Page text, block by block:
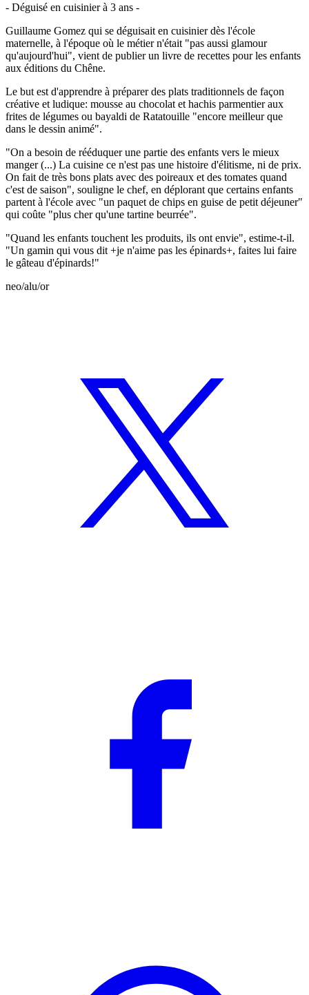
- Déguisé en cuisinier à 3 ans -
Guillaume Gomez qui se déguisait en cuisinier dès l'école
maternelle, à l'époque où le métier n'était "pas aussi glamour
qu'aujourd'hui", vient de publier un livre de recettes pour les enfants
aux éditions du Chêne.
Le but est d'apprendre à préparer des plats traditionnels de façon
créative et ludique: mousse au chocolat et hachis parmentier aux
frites de légumes ou bayaldi de Ratatouille "encore meilleur que
dans le dessin animé".
"On a besoin de rééduquer une partie des enfants vers le mieux
manger (...) La cuisine ce n'est pas une histoire d'élitisme, ni de prix.
On fait de très bons plats avec des poireaux et des tomates quand
c'est de saison", souligne le chef, en déplorant que certains enfants
partent à l'école avec "un paquet de chips en guise de petit déjeuner"
qui coûte "plus cher qu'une tartine beurrée".
"Quand les enfants touchent les produits, ils ont envie", estime-t-il.
"Un gamin qui vous dit +je n'aime pas les épinards+, faites lui faire
le gâteau d'épinards!"
neo/alu/or